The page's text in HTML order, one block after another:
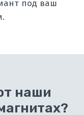
под ваш
наши